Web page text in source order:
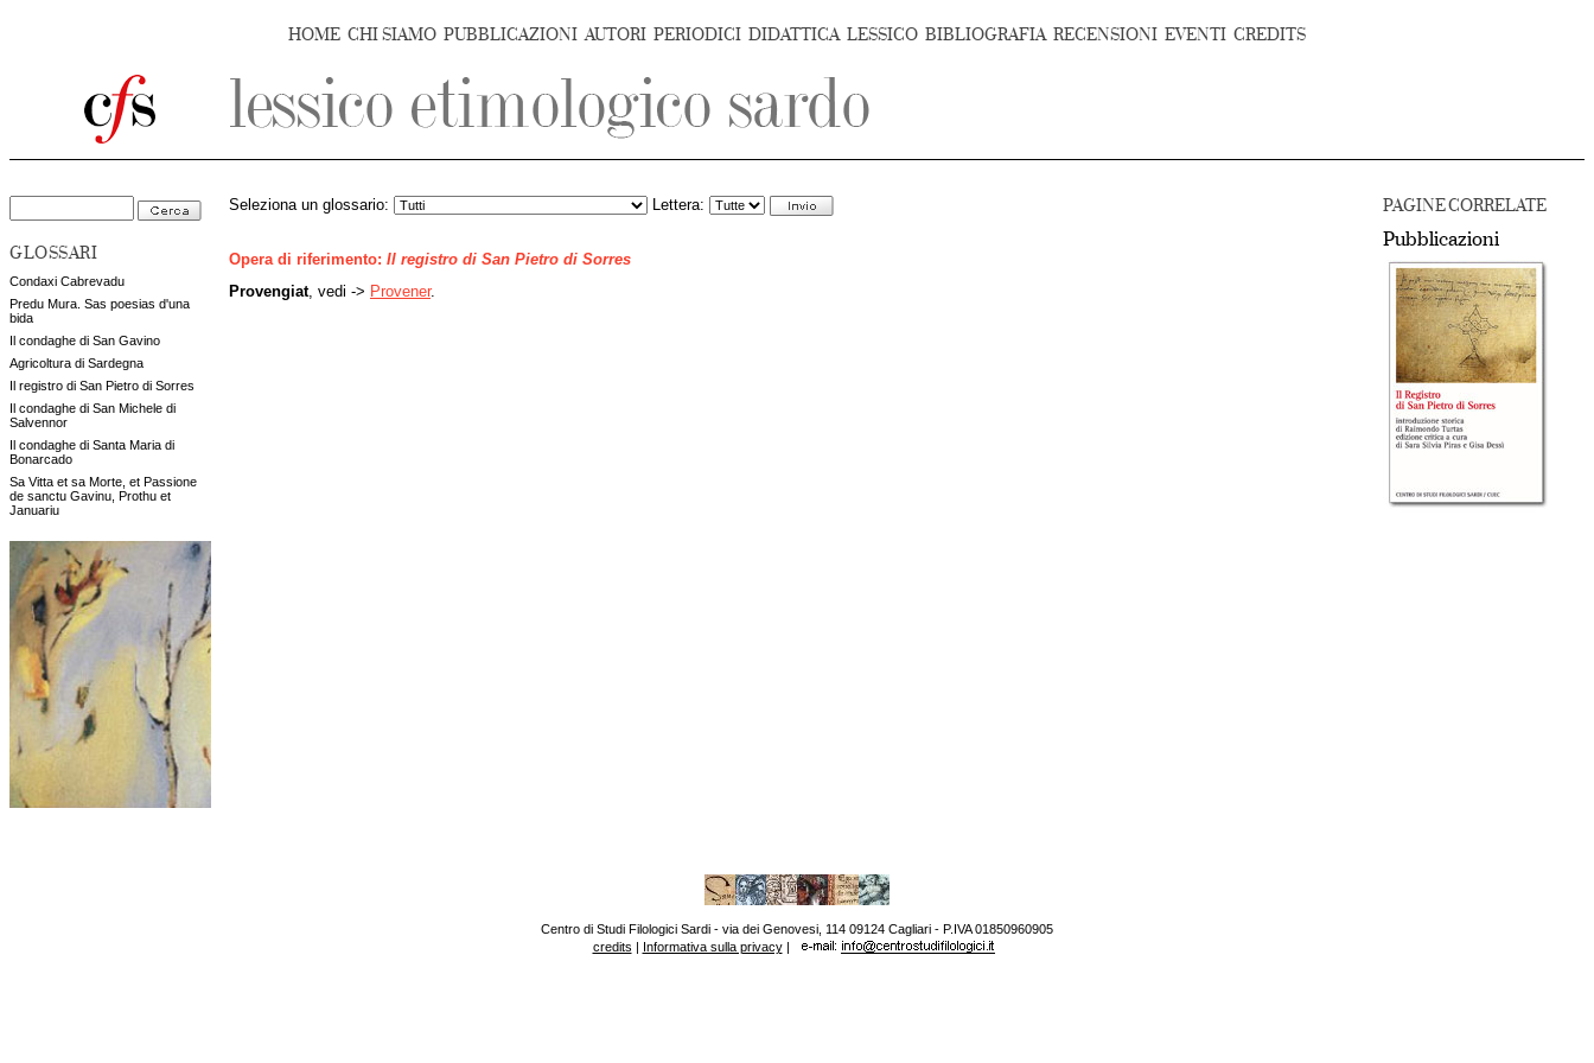
HOME CHI SIAMO PUBBLICAZIONI AUTORI PERIODICI DIDATTICA LESSICO BIBLIOGRAFIA RECENSIONI EVENTI CREDITS
GLOSSARI
Condaxi Cabrevadu
Predu Mura. Sas poesias d'una
bida
Il condaghe di San Gavino
Agricoltura di Sardegna
Il registro di San Pietro di Sorres
Il condaghe di San Michele di
Salvennor
Il condaghe di Santa Maria di
Bonarcado
Sa Vitta et sa Morte, et Passione
de sanctu Gavinu, Prothu et
Januariu
PAGINE CORRELATE
Pubblicazioni
Seleziona un glossario: Lettera:
Opera di riferimento: Il registro di San Pietro di Sorres
Provengiat, vedi -> Provener.
Centro di Studi Filologici Sardi - via dei Genovesi, 114 09124 Cagliari - P.IVA 01850960905
credits | Informativa sulla privacy|